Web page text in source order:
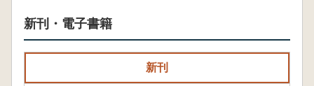
新刊・電子書籍
新刊